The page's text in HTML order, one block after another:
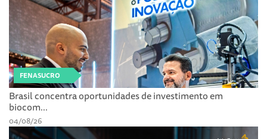
FENASUCRO
Brasil concentra oportunidades de investimento em
biocom...
04/08/26